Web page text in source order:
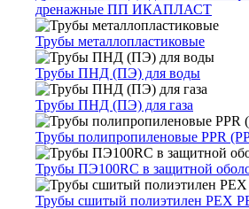
дренажные ПП ИКАПЛАСТ
Трубы металлопластиковые
Трубы ПНД (ПЭ) для воды
Трубы ПНД (ПЭ) для газа
Трубы полипропиленовые PPR
Трубы ПЭ100RC в защитной
Трубы сшитый полиэтилен PEX